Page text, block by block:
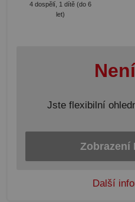
4 dospělí, 1 dítě (do 6
let)
Jste flexibilní
Zobrazení
Další